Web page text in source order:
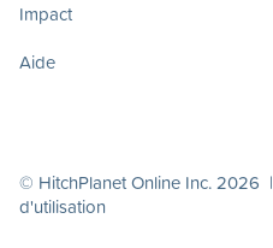
Impact
Aide
© HitchPlanet Online Inc. 2026 |
d'utilisation